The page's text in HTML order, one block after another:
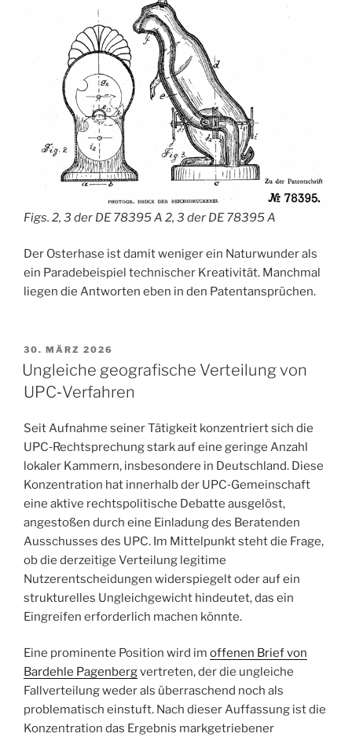
Figs. 2, 3 der DE 78395 A 2, 3 der DE 78395 A
Der Osterhase ist damit weniger ein Naturwunder als
ein Paradebeispiel technischer Kreativität. Manchmal
liegen die Antworten eben in den Patentansprüchen.
VERÖFFENTLICHT
AM
30. MÄRZ 2026
Ungleiche geografische Verteilung von
UPC‑Verfahren
Seit Aufnahme seiner Tätigkeit konzentriert sich die
UPC‑Rechtsprechung stark auf eine geringe Anzahl
lokaler Kammern, insbesondere in Deutschland. Diese
Konzentration hat innerhalb der UPC‑Gemeinschaft
eine aktive rechtspolitische Debatte ausgelöst,
angestoßen durch eine Einladung des Beratenden
Ausschusses des UPC. Im Mittelpunkt steht die Frage,
ob die derzeitige Verteilung legitime
Nutzerentscheidungen widerspiegelt oder auf ein
strukturelles Ungleichgewicht hindeutet, das ein
Eingreifen erforderlich machen könnte.
Eine prominente Position wird im offenen Brief von
Bardehle Pagenbergvertreten, der die ungleiche
Fallverteilung weder als überraschend noch als
problematisch einstuft. Nach dieser Auffassung ist die
Konzentration das Ergebnis markgetriebener